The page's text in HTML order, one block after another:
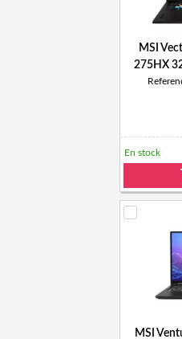
MSI
275HX
En stock
MSI